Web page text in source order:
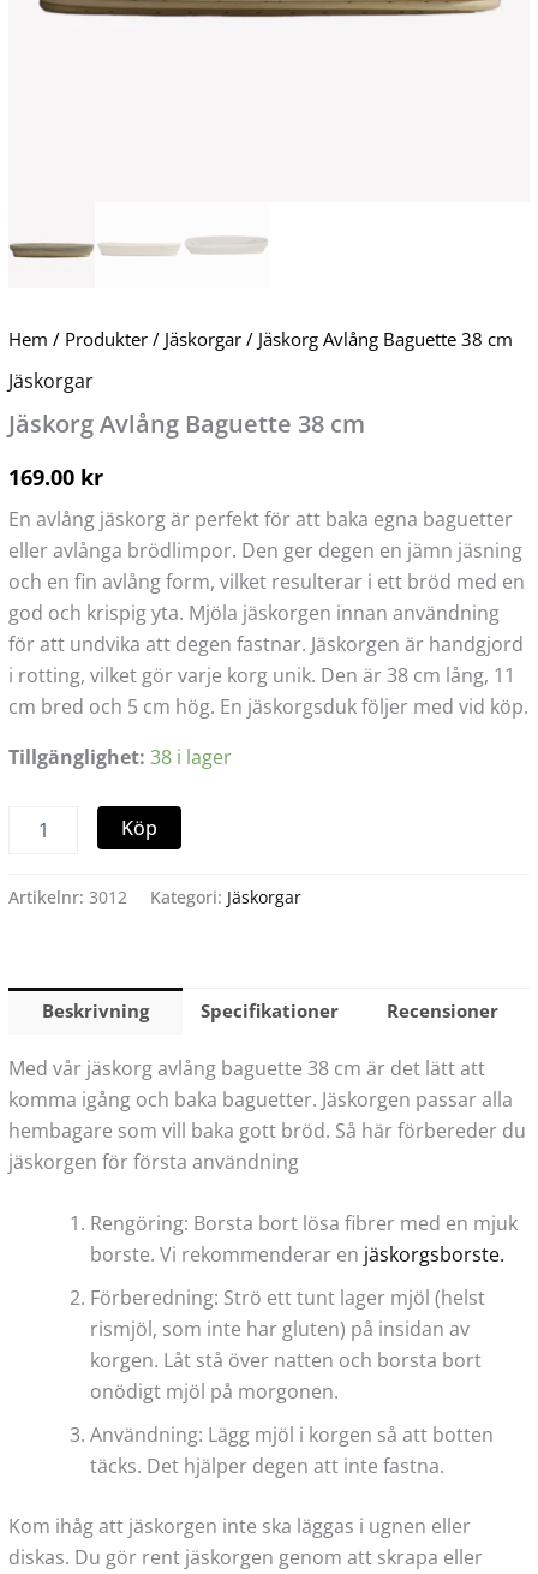
Hem / Produkter / Jäskorgar / Jäskorg Avlång Baguette 38 cm
Jäskorgar
Jäskorg Avlång Baguette 38 cm
169.00 kr
En avlång jäskorg är perfekt för att baka egna baguetter
eller avlånga brödlimpor. Den ger degen en jämn jäsning
och en fin avlång form, vilket resulterar i ett bröd med en
god och krispig yta. Mjöla jäskorgen innan användning
för att undvika att degen fastnar. Jäskorgen är handgjord
i rotting, vilket gör varje korg unik. Den är 38 cm lång, 11
cm bred och 5 cm hög. En jäskorgsduk följer med vid köp.
Tillgänglighet: 38 i lager
Köp
Artikelnr: 3012 Kategori: Jäskorgar
Beskrivning Specifikationer Recensioner
Med vår jäskorg avlång baguette 38 cm är det lätt att
komma igång och baka baguetter. Jäskorgen passar alla
hembagare som vill baka gott bröd. Så här förbereder du
jäskorgen för första användning
Rengöring: Borsta bort lösa fibrer med en mjuk
borste. Vi rekommenderar en jäskorgsborste.
Förberedning: Strö ett tunt lager mjöl (helst
rismjöl, som inte har gluten) på insidan av
korgen. Låt stå över natten och borsta bort
onödigt mjöl på morgonen.
Användning: Lägg mjöl i korgen så att botten
täcks. Det hjälper degen att inte fastna.
Kom ihåg att jäskorgen inte ska läggas i ugnen eller
diskas. Du gör rent jäskorgen genom att skrapa eller